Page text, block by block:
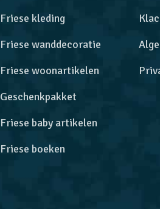
Friese kleding
Friese wanddecoratie
Friese woonartikelen
Geschenkpakket
Friese baby artikelen
Friese boeken